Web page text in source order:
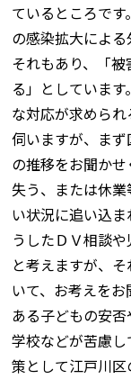
ているところで
の感染拡大によ
それもあり、「
る」としていま
な対応が求めら
伺いますが、ま
の推移をお聞か
失う、または休
い状況に追い込
うしたＤＶ相談
と考えますが、
いて、お考えを
ある子どもの安
学校などが苦慮
策として江戸川